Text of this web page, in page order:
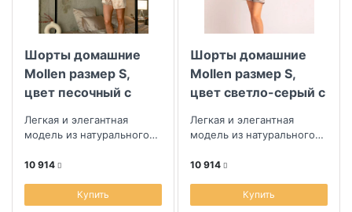
Коллекция
Скидка
Ширина (см)
Шорты домашние
Mollen размер S,
цвет песочный с
Легкая и элегантная
модель из натурального
10 914
Купить
Шорты домашние
Mollen размер S,
цвет светло-серый с
Легкая и элегантная
модель из натурального
10 914
Купить